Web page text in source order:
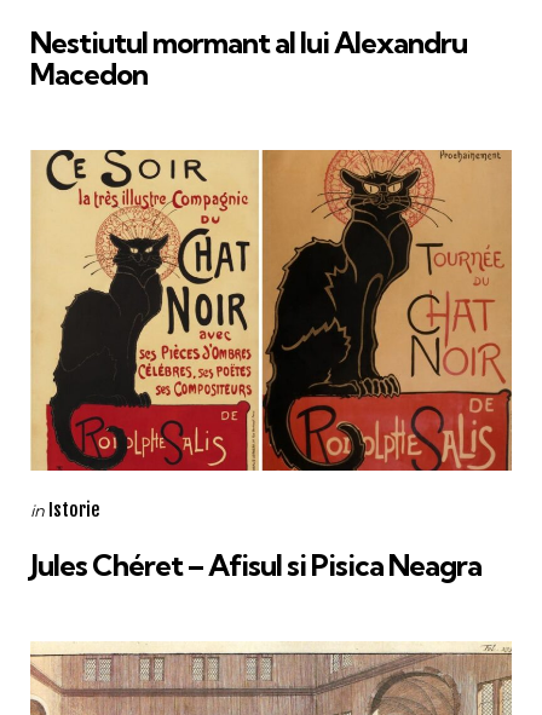
Nestiutul mormant al lui Alexandru
Macedon
Categories
Posted
in Istorie
Jules Chéret – Afisul si Pisica Neagra